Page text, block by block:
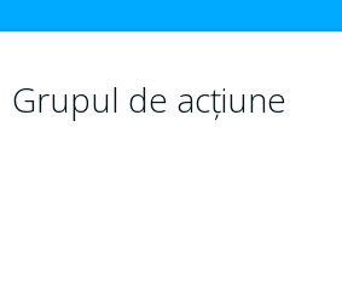
Grupul de acțiune